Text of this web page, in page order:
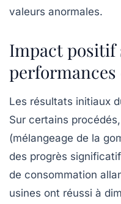
valeurs anormales.
Impact positif
Les résultats initiaux
Sur certains
(mélangeage de la
des progrès
de consommation
usines ont réussi à